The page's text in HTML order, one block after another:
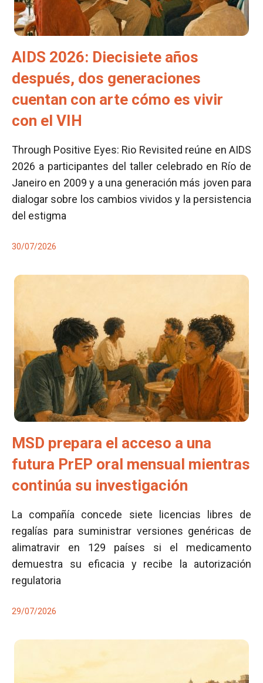
AIDS 2026: Diecisiete años
después, dos generaciones
cuentan con arte cómo es vivir
con el VIH
Through Positive Eyes: Rio Revisited reúne en AIDS
2026 a participantes del taller celebrado en Río de
Janeiro en 2009 y a una generación más joven para
dialogar sobre los cambios vividos y la persistencia
del estigma
30/07/2026
MSD prepara el acceso a una
futura PrEP oral mensual mientras
continúa su investigación
La compañía concede siete licencias libres de
regalías para suministrar versiones genéricas de
alimatravir en 129 países si el medicamento
demuestra su eficacia y recibe la autorización
regulatoria
29/07/2026